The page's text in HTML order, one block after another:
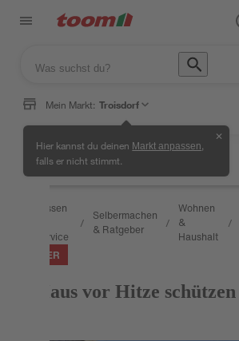
Mein Markt: Troisdorf
Hier kannst du deinen Markt anpassen
falls er nicht stimmt.
✕
Sicherheit
Wissen
Service
/
Selbermachen
& Ratgeber
/
Wohnen
&
Haushalt
/
RATGEBER
Das Haus vor Hitze